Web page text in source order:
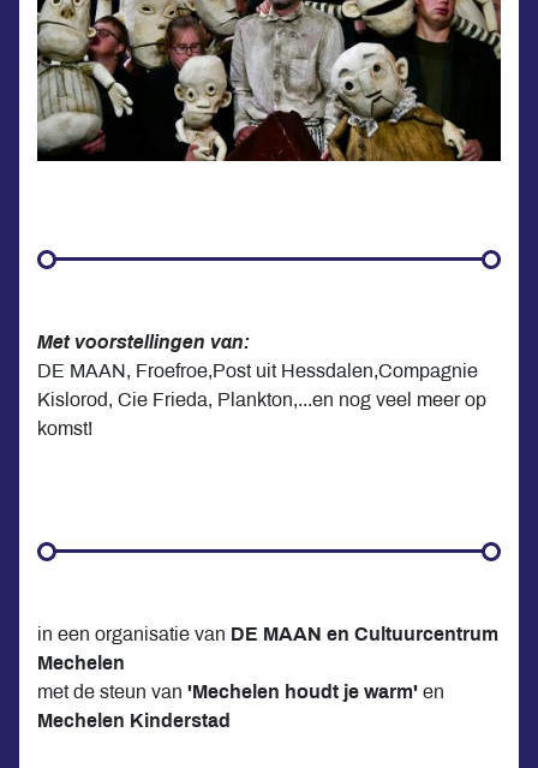
Met voorstellingen van:
DE MAAN, Froefroe,Post uit Hessdalen,Compagnie
Kislorod, Cie Frieda, Plankton,...en nog veel meer op
komst!
in een organisatie van DE MAAN en Cultuurcentrum
Mechelen
met de steun van 'Mechelen houdt je warm' en
Mechelen Kinderstad